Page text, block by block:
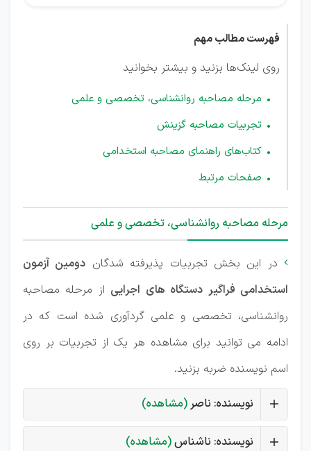
فهرست مطالب مهم
روی لینک‌ها بزنید و بیشتر بخوانید
مرحله مصاحبه روانشناسی، تخصصی و علمی
تجربیات مصاحبه گزینش
کتاب‌های راهنمای مصاحبه استخدامی
صفحات مرتبط
مرحله مصاحبه روانشناسی، تخصصی و علمی
 در این بخش تجربیات پذیرفته شدگان دومین آزمون
استخدامی فراگیر دستگاه های اجرایی از مرحله مصاحبه
روانشناسی، تخصصی و علمی گردآوری شده است که در
ادامه می توانید برای مشاهده هر یک از تجربیات بر روی
اسم نویسنده ضربه بزنید.
نویسنده: ناصر(مشاهده)
نویسنده: ناشناس(مشاهده)